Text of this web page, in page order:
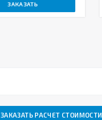
ЗАКАЗАТЬ
ЗАКАЗАТЬ РАСЧЕТ СТОИМОСТИ